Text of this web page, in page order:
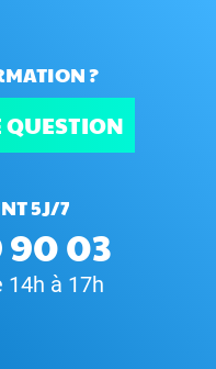
?
QUESTION
5J/7
90 03
14h à 17h